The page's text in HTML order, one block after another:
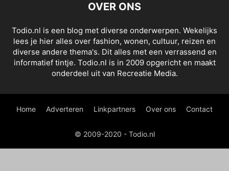
OVER ONS
Todio.nl is een blog met diverse onderwerpen. Wekelijks
lees je hier alles over fashion, wonen, cultuur, reizen en
diverse andere thema's. Dit alles met een verrassend en
informatief tintje. Todio.nl is in 2009 opgericht en maakt
onderdeel uit van Recreatie Media.
Home Adverteren Linkpartners Over ons Contact
© 2009-2020 - Todio.nl